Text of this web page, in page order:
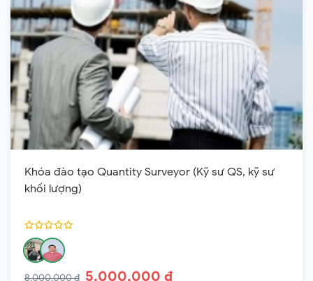
Khóa đào tạo Quantity Surveyor (Kỹ sư QS, kỹ sư
khối lượng)
8,000,000 ₫ 5,000,000 ₫